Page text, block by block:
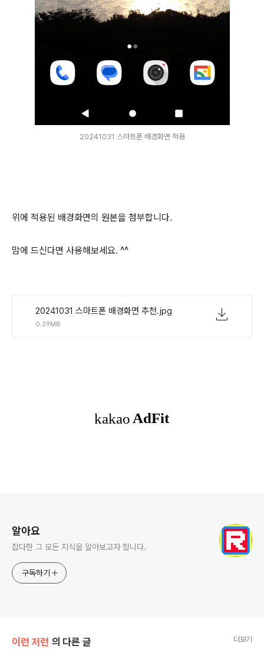
20241031 스마트폰 배경화면 적용
위에 적용된 배경화면의 원본을 첨부합니다.
맘에 드신다면 사용해보세요. ^^
20241031 스마트폰 배경화면 추천.jpg
0.29MB
알아요
잡다한 그 모든 지식을 알아보고자 합니다.
구독하기
이런 저런 의 다른 글 더보기